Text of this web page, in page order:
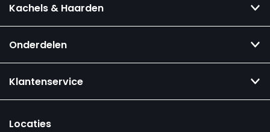
Kachels & Haarden
Onderdelen
Klantenservice
Locaties